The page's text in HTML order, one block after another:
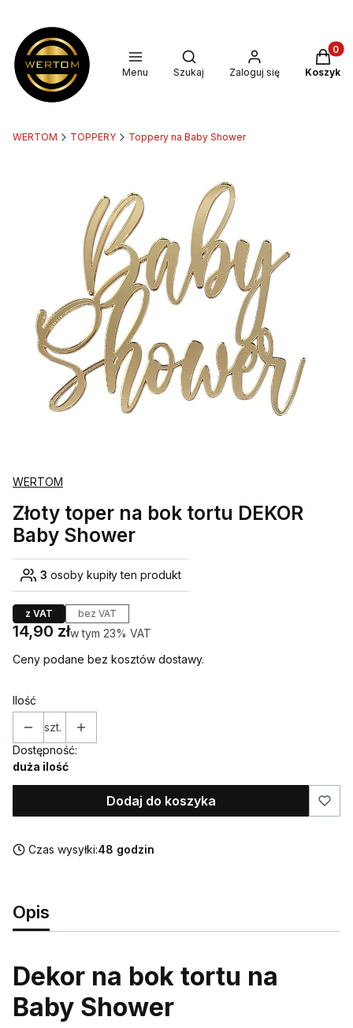
Menu
Otwórz wyszukiwarkę
Szukaj Zaloguj się Koszyk
WERTOM TOPPERY Toppery na Baby Shower
WERTOM
Złoty toper na bok tortu DEKOR
Baby Shower
3 osoby kupiły ten produkt
z VAT bez VAT
Cena
14,90 złw tym 23% VAT
w tym 23% VAT
Ceny podane bez kosztów dostawy.
Ilość
szt.
Dostępność:
duża ilość
Dodaj do koszyka
Czas wysyłki:48 godzin
Opis
Dekor na bok tortu na
Baby Shower